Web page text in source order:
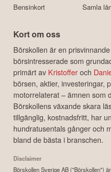
Bensinkort
Samla
Kort om oss
Börskollen är en
börsintresserade som
primärt av Kristofferoch
börsen, aktier, investeringar,
motorrelaterat – ämnen som
Börskollens växande skara
tillgänglig, kostnadsfritt, har
hundratusentals gånger och
bland de bästa i branschen.
Disclaimer
Börskollen Sverige AB ("Börskollen")